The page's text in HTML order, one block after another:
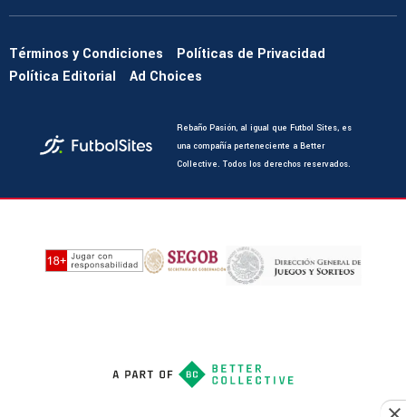
Términos y Condiciones
Políticas de Privacidad
Política Editorial
Ad Choices
Rebaño Pasión, al igual que Futbol Sites, es
una compañía perteneciente a Better
Collective. Todos los derechos reservados.